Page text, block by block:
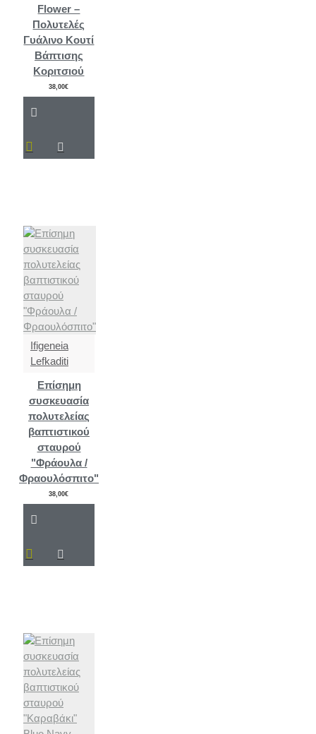
Flower –
Πολυτελές
Γυάλινο Κουτί
Βάπτισης
Κοριτσιού
38,00€
Ifigeneia
Lefkaditi
Επίσημη
συσκευασία
πολυτελείας
βαπτιστικού
σταυρού
"Φράουλα /
Φραουλόσπιτο"
38,00€